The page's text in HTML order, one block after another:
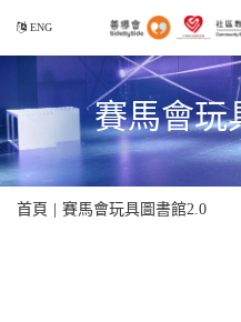
ENG
賽馬會玩
首頁 賽馬會玩具圖書館2.0